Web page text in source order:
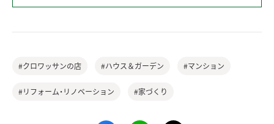
#クロワッサンの店 #ハウス＆ガーデン #マンション
#リフォーム・リノベーション #家づくり